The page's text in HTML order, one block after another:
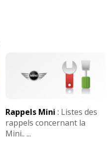
Rappels Mini : Listes des
rappels concernant la
Mini.. ...